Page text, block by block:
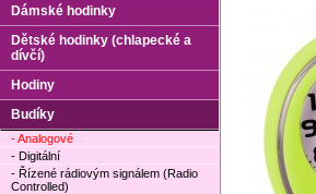
Dámské hodinky
Dětské hodinky (chlapecké a
dívčí)
Hodiny
Budíky
- Analogové
- Digitální
- Řízené rádiovým signálem (Radio
Controlled)